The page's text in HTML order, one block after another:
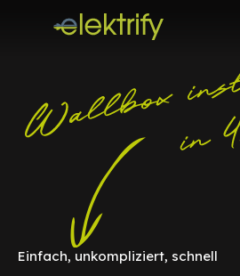
Einfach, unkompliziert, schnell